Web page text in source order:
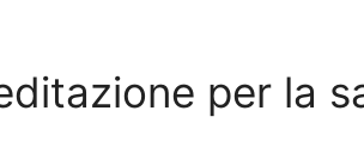
per la